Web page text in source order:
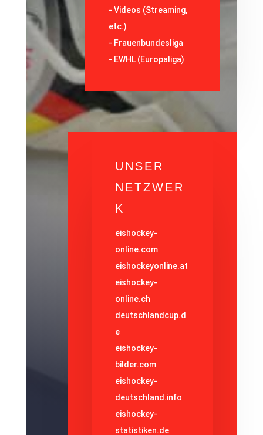
-Videos (Streaming,
etc.)
- Frauenbundesliga
- EWHL (Europaliga)
UNSER
NETZWER
K
eishockey-
online.com
eishockeyonline.at
eishockey-
online.ch
deutschlandcup.d
e
eishockey-
bilder.com
eishockey-
deutschland.info
eishockey-
statistiken.de